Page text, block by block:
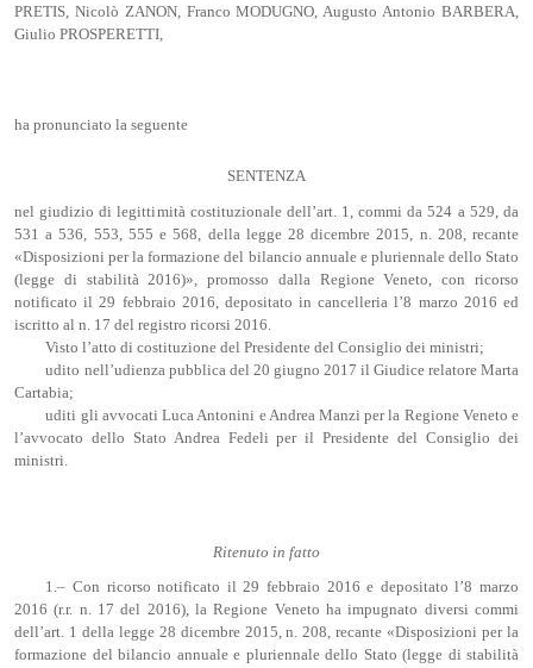
PRETIS, Nicolò ZANON, Franco MODUGNO, Augusto Antonio BARBERA,
Giulio PROSPERETTI,
ha pronunciato la seguente
SENTENZA
nel giudizio di legittimità costituzionale dell’art. 1, commi da 524 a 529, da
531 a 536, 553, 555 e 568, della legge 28 dicembre 2015, n. 208, recante
«Disposizioni per la formazione del bilancio annuale e pluriennale dello Stato
(legge di stabilità 2016)», promosso dalla Regione Veneto, con ricorso
notificato il 29 febbraio 2016, depositato in cancelleria l’8 marzo 2016 ed
iscritto al n. 17 del registro ricorsi 2016.
Visto l’atto di costituzione del Presidente del Consiglio dei ministri;
udito nell’udienza pubblica del 20 giugno 2017 il Giudice relatore Marta
Cartabia;
uditi gli avvocati Luca Antonini e Andrea Manzi per la Regione Veneto e
l’avvocato dello Stato Andrea Fedeli per il Presidente del Consiglio dei
ministri.
Ritenuto in fatto
1.– Con ricorso notificato il 29 febbraio 2016 e depositato l’8 marzo
2016 (r.r. n. 17 del 2016), la Regione Veneto ha impugnato diversi commi
dell’art. 1 della legge 28 dicembre 2015, n. 208, recante «Disposizioni per la
formazione del bilancio annuale e pluriennale dello Stato (legge di stabilità